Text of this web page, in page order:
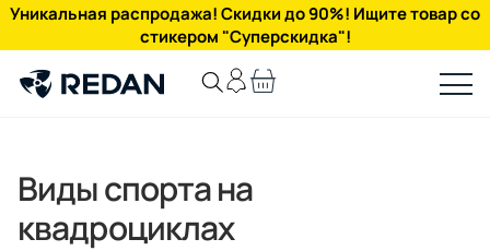
Уникальная распродажа! Скидки до 90%! Ищите товар со
стикером "Суперскидка"!
Виды спорта на
квадроциклах